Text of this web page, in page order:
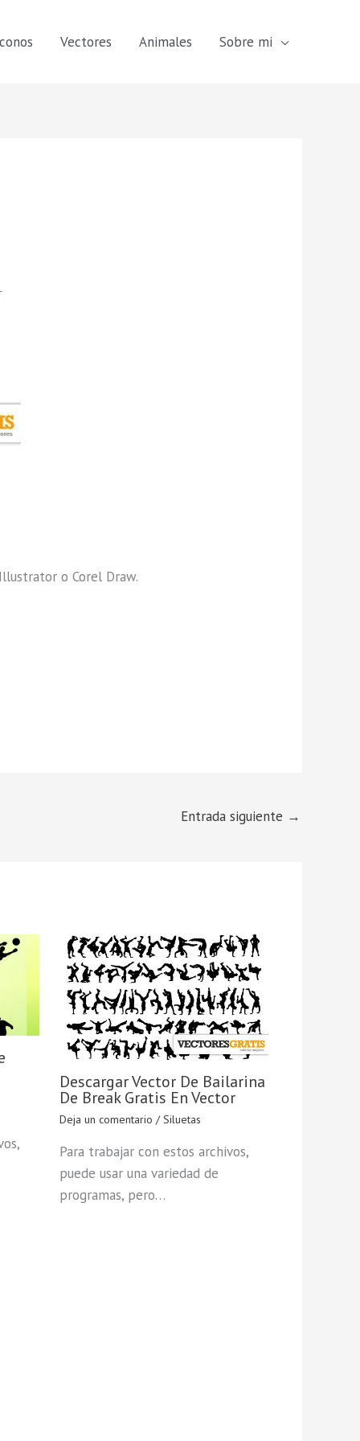
Vectores Animales Sobre mi
o Corel Draw.
Entrada siguiente →
Descargar Vector De Bailarina
De Break Gratis En Vector
Deja un comentario /Siluetas
Para trabajar con estos archivos,
puede usar una variedad de
programas, pero…